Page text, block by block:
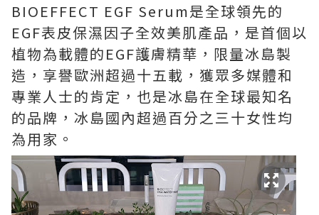
BIOEFFECT EGF Serum是全球領先的
EGF表皮保濕因子全效美肌產品，是首個以
植物為載體的EGF護膚精華，限量冰島製
造，享譽歐洲超過十五載，獲眾多媒體和
專業人士的肯定，也是冰島在全球最知名
的品牌，冰島國內超過百分之三十女性均
為用家。